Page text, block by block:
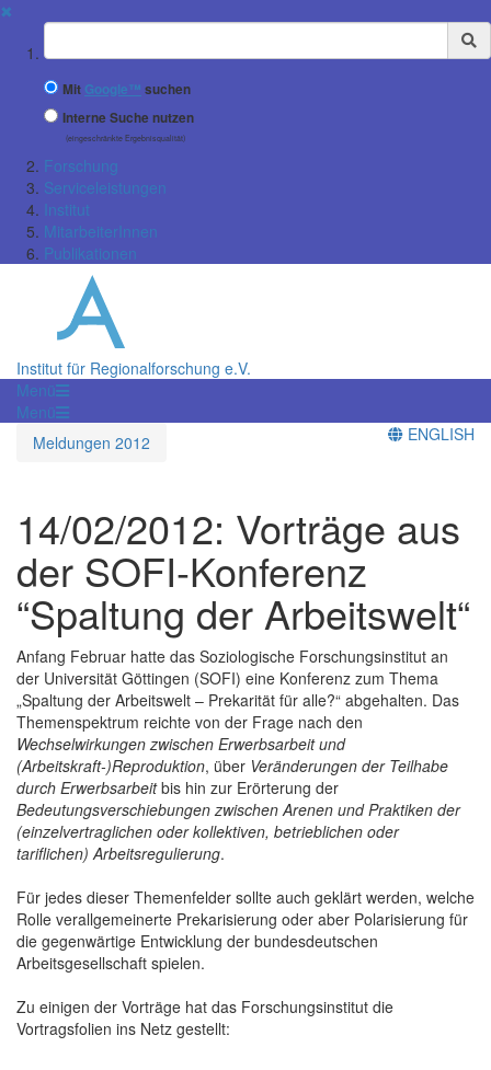
✖
Suchbegriff
Mit Google™ suchen
Interne Suche nutzen
(eingeschränkte Ergebnisqualität)
Forschung
Serviceleistungen
Institut
MitarbeiterInnen
Publikationen
Institut für Regionalforschung e.V.
Menü
Menü
Meldungen 2012
ENGLISH
14/02/2012: Vorträge aus
der SOFI-Konferenz
“Spaltung der Arbeitswelt“
Anfang Februar hatte das Soziologische Forschungsinstitut an
der Universität Göttingen (SOFI) eine Konferenz zum Thema
„Spaltung der Arbeitswelt – Prekarität für alle?“ abgehalten. Das
Themenspektrum reichte von der Frage nach den
Wechselwirkungen zwischen Erwerbsarbeit und
(Arbeitskraft-)Reproduktion, über Veränderungen der Teilhabe
durch Erwerbsarbeitbis hin zur Erörterung der
Bedeutungsverschiebungen zwischen Arenen und Praktiken der
(einzelvertraglichen oder kollektiven, betrieblichen oder
tariflichen) Arbeitsregulierung.
Für jedes dieser Themenfelder sollte auch geklärt werden, welche
Rolle verallgemeinerte Prekarisierung oder aber Polarisierung für
die gegenwärtige Entwicklung der bundesdeutschen
Arbeitsgesellschaft spielen.
Zu einigen der Vorträge hat das Forschungsinstitut die
Vortragsfolien ins Netz gestellt: